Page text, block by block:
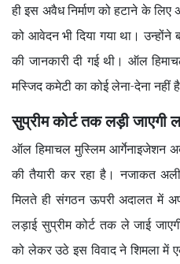
ही इस अवैध निर्माण को हटाने के
को आवेदन भी दिया गया था। उन्होंने
की जानकारी दी गई थी। ऑल
मस्जिद कमेटी का कोई लेना-देना नहीं
सुप्रीम कोर्ट तक लड़ी जाएगी
ऑल हिमाचल मुस्लिम आर्गेनाइजेशन
की तैयारी कर रहा है। नजाकत
मिलते ही संगठन ऊपरी अदालत में
लड़ाई सुप्रीम कोर्ट तक ले जाई
को लेकर उठे इस विवाद ने शिमला